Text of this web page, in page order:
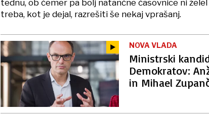
tednu, ob čemer pa bolj natančne časovnice ni
treba, kot je dejal, razrešiti še nekaj vprašanj.
NOVA VLADA
Ministrski
Demokratov:
in Mihael